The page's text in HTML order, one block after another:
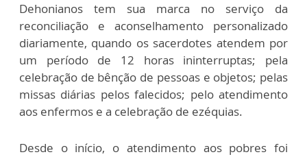
Dehonianos tem sua marca no serviço da
reconciliação e aconselhamento personalizado
diariamente, quando os sacerdotes atendem por
um período de 12 horas ininterruptas; pela
celebração de bênção de pessoas e objetos; pelas
missas diárias pelos falecidos; pelo atendimento
aos enfermos e a celebração de ezéquias.
Desde o início, o atendimento aos pobres foi